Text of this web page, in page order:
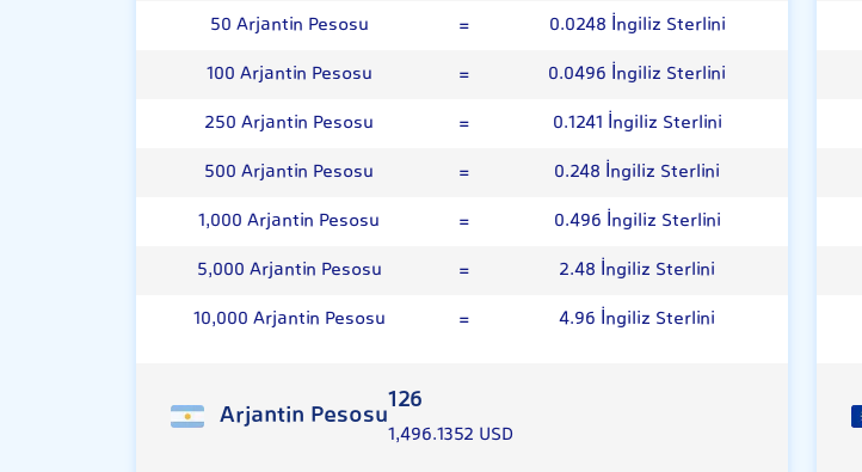
50 Arjantin Pesosu
=
0.0248 İngiliz Sterlini
100 Arjantin Pesosu
=
0.0496 İngiliz Sterlini
250 Arjantin Pesosu
=
0.1241 İngiliz Sterlini
500 Arjantin Pesosu
=
0.248 İngiliz Sterlini
1,000 Arjantin Pesosu
=
0.496 İngiliz Sterlini
5,000 Arjantin Pesosu
=
2.48 İngiliz Sterlini
10,000 Arjantin Pesosu
= 4.96 İngiliz Sterlini
Arjantin Pesosu126
1,496.1352 USD